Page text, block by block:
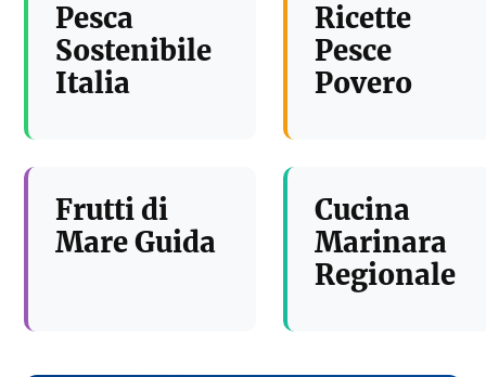
Pesca
Sostenibile
Italia
Ricette
Pesce
Povero
Frutti di
Mare Guida
Cucina
Marinara
Regionale